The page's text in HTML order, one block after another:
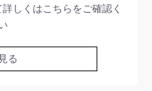
しくはこちらをご確認く
る